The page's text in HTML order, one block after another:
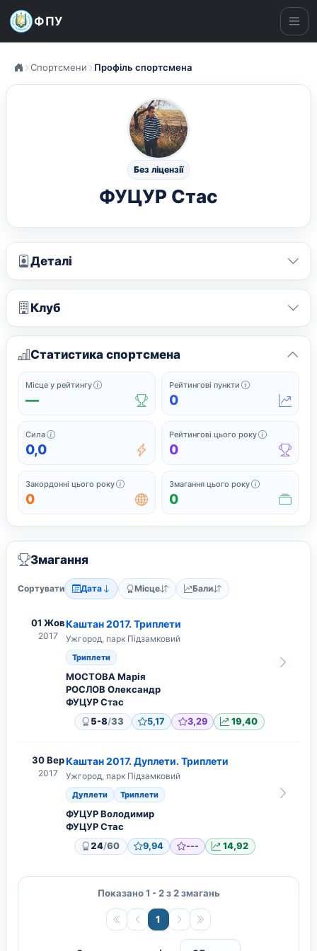
ФПУ
Спортсмени Профіль спортсмена
Без ліцензії
ФУЦУР Стас
Деталі
Клуб
Статистика спортсмена
Місце у рейтингу Офіційне місце у поточному рейтингу серед
—
Рейтингові пункти Поточні
0
Сила Сила підсумовує найсильніші нещодавні рейтингові
0,0
Рейтингові цього року Завершені
0
Закордонні цього року Закордонні змагання, у яких спортсмен грав
0
Змагання цього року Усі
0
Змагання
Сортувати Дата Місце Бали
01 Жов
2017
Каштан 2017. Триплети
Ужгород, парк Підзамковий
Триплети
МОСТОВА Марія
РОСЛОВ Олександр
ФУЦУР Стас
5-8/33 5,17 3,29 19,40
30 Вер
2017
Каштан 2017. Дуплети. Триплети
Ужгород, парк Підзамковий
Дуплети Триплети
ФУЦУР Володимир
ФУЦУР Стас
24/60 9,94 --- 14,92
Показано 1 - 2 з 2 змагань
1